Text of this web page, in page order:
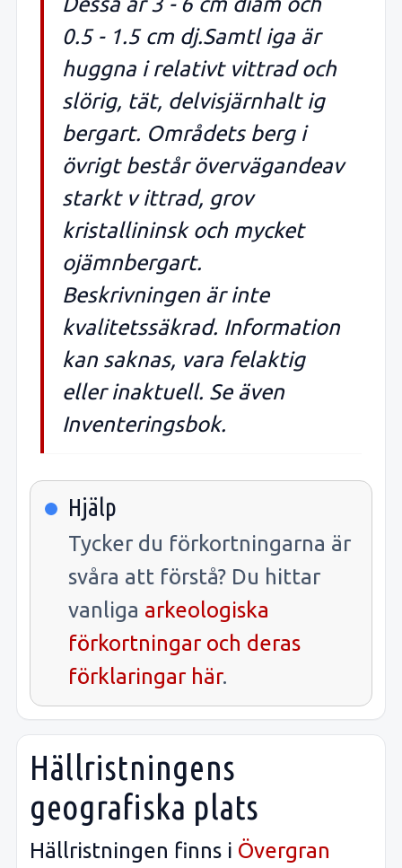
0.5 - 1.5 cm dj.Samtl iga är
huggna i relativt vittrad och
slörig, tät, delvisjärnhalt ig
bergart. Områdets berg i
övrigt består övervägandeav
starkt v ittrad, grov
kristallininsk och mycket
ojämnbergart.
Beskrivningen är inte
kvalitetssäkrad. Information
kan saknas, vara felaktig
eller inaktuell. Se även
Inventeringsbok.
Hjälp
Tycker du förkortningarna är
svåra att förstå? Du hittar
vanliga arkeologiska
förkortningar och deras
förklaringar här.
Hällristningens
geografiska plats
Hällristningen finns i Övergran